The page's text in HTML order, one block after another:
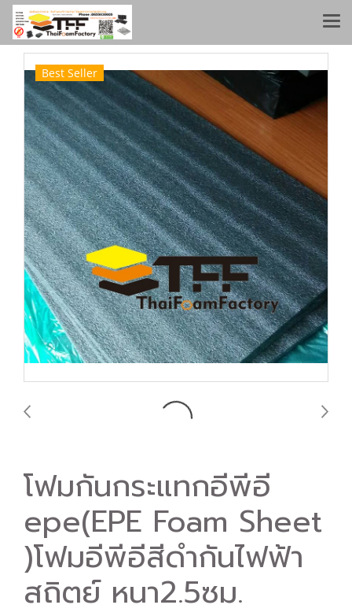
Best Seller
โฟมกันกระแทกอีพีอี
epe(EPE Foam Sheet
)โฟมอีพีอีสีดำกันไฟฟ้า
สถิตย์ หนา2.5ซม.